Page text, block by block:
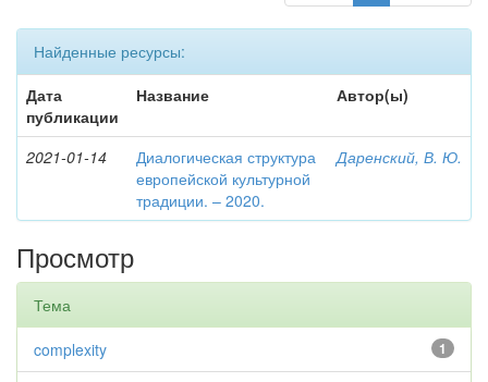
Найденные ресурсы:
Дата
публикации
Название Автор(ы)
2021-01-14
Диалогическая структура
европейской культурной
традиции. – 2020.
Даренский, В. Ю.
Просмотр
Тема
1
complexity